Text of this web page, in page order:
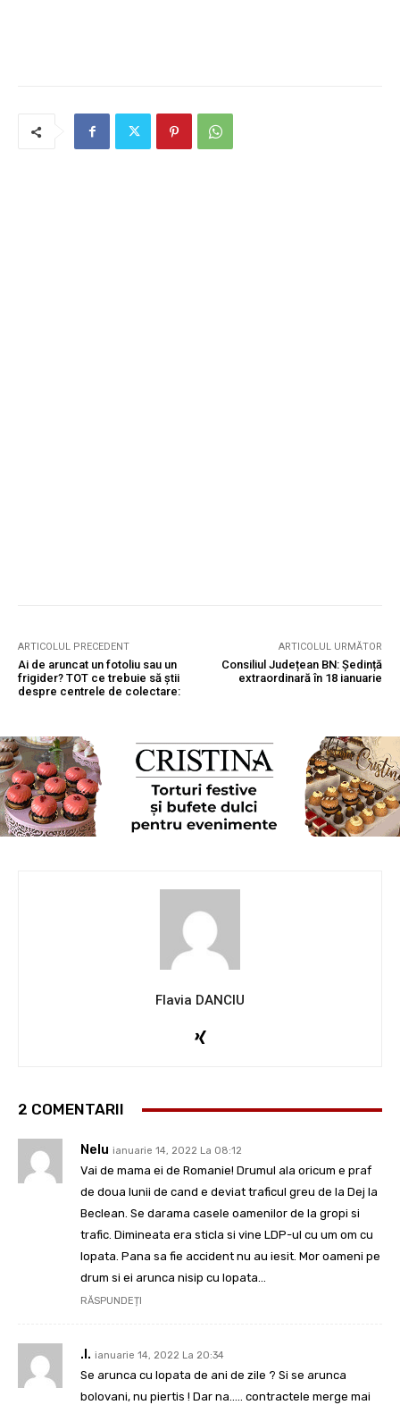
ARTICOLUL PRECEDENT
Ai de aruncat un fotoliu sau un
frigider? TOT ce trebuie să știi
despre centrele de colectare:
ARTICOLUL URMĂTOR
Consiliul Județean BN: Ședință
extraordinară în 18 ianuarie
Flavia DANCIU
2 COMENTARII
Nelu ianuarie 14, 2022 La 08:12
Vai de mama ei de Romanie! Drumul ala oricum e praf
de doua lunii de cand e deviat traficul greu de la Dej la
Beclean. Se darama casele oamenilor de la gropi si
trafic. Dimineata era sticla si vine LDP-ul cu um om cu
lopata. Pana sa fie accident nu au iesit. Mor oameni pe
drum si ei arunca nisip cu lopata…
RĂSPUNDEȚI
.I. ianuarie 14, 2022 La 20:34
Se arunca cu lopata de ani de zile ? Si se arunca
bolovani, nu piertis ! Dar na….. contractele merge mai